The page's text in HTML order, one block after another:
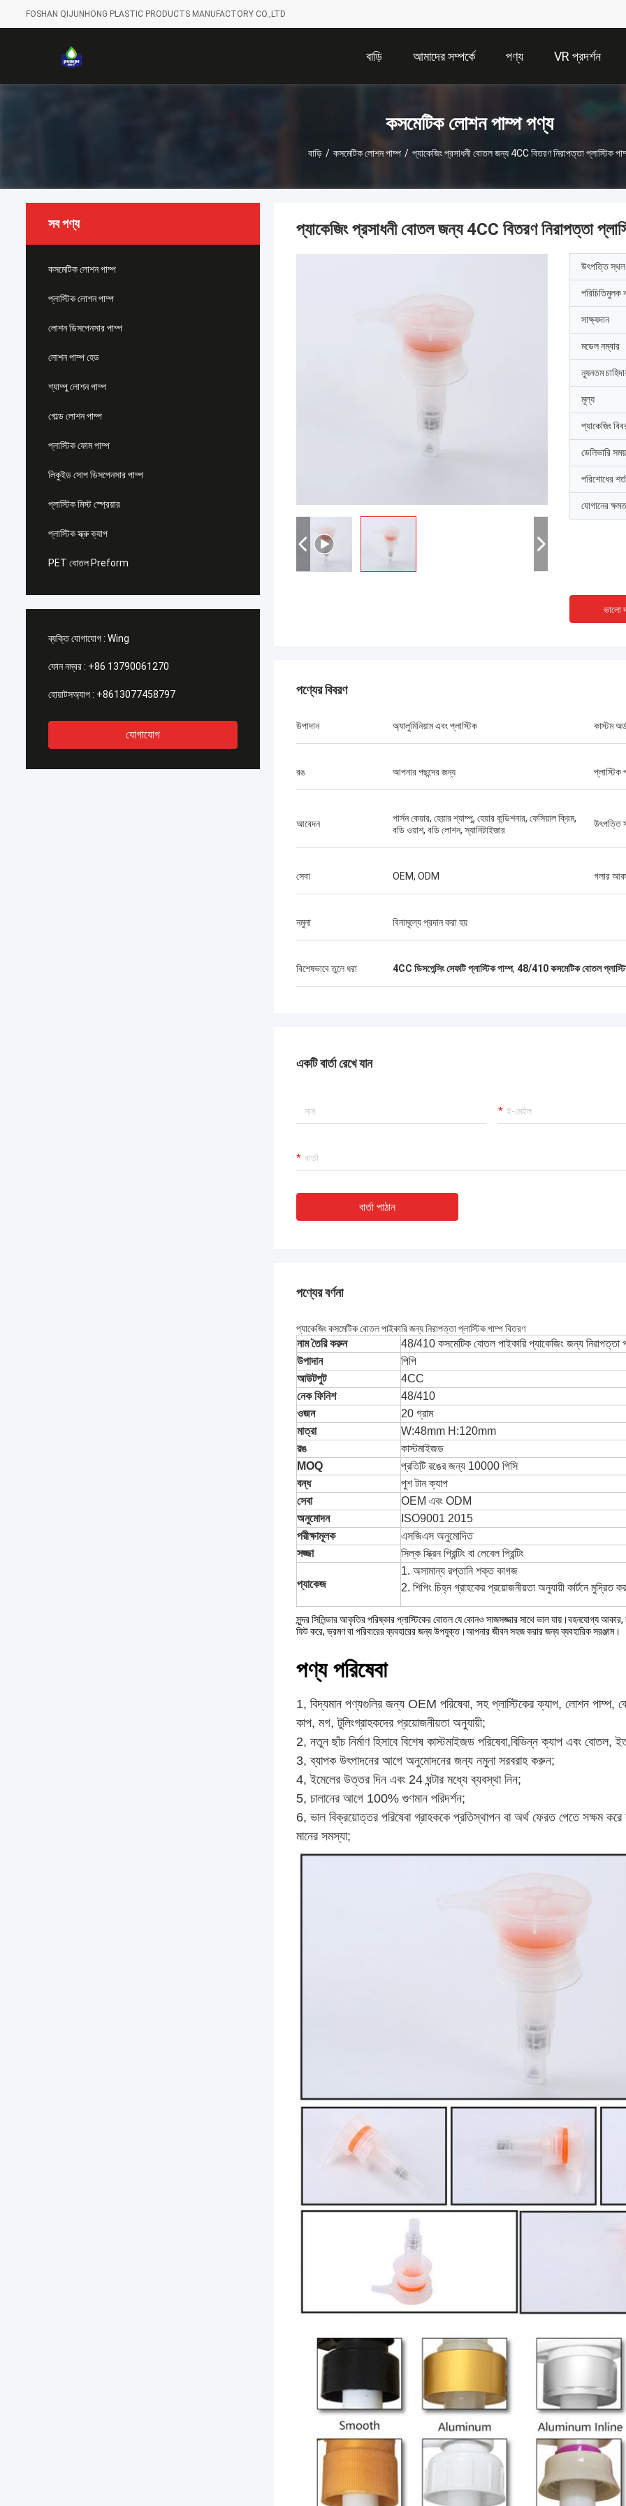
FOSHAN QIJUNHONG PLASTIC PRODUCTS MANUFACTORY CO.,LTD
বাড়ি আমাদের সম্পর্কে পণ্য VR প্রদর্শন
কসমেটিক লোশন পাম্প পণ্য
বাড়ি / কসমেটিক লোশন পাম্প / প্যাকেজিং প্রসাধনী বোতল জন্য 4CC বিতরণ নিরাপত্তা প্লাস্টিক
সব পণ্য
কসমেটিক লোশন পাম্প
প্লাস্টিক লোশন পাম্প
লোশন ডিসপেনসার পাম্প
লোশন পাম্প হেড
শ্যাম্পু লোশন পাম্প
গোল্ড লোশন পাম্প
প্লাস্টিক ফোম পাম্প
লিকুইড সোপ ডিসপেনসার পাম্প
প্লাস্টিক মিস্ট স্প্রেয়ার
প্লাস্টিক স্ক্রু ক্যাপ
PET বোতল Preform
ব্যক্তি যোগাযোগ : Wing
ফোন নম্বর : +86 13790061270
হোয়াটসঅ্যাপ : +8613077458797
যোগাযোগ
প্যাকেজিং প্রসাধনী বোতল জন্য 4CC বিতরণ নিরাপত্তা
উৎপত্তি স্থল
পরিচিতিমুলক
সাক্ষ্যদান
মডেল নম্বার
ন্যূনতম
মূল্য
প্যাকেজিং
ডেলিভারি সময়
পরিশোধের শর্ত
যোগানের
ভালো
পণ্যের বিবরণ
উপাদান অ্যালুমিনিয়াম এবং প্লাস্টিক কাস্টম
রঙ আপনার পছন্দের জন্য প্লাস্টিক
আবেদন
পার্সন কেয়ার, হেয়ার শ্যাম্পু, হেয়ার কন্ডিশনার, ফেসিয়াল ক্রিম,
বডি ওয়াশ, বডি লোশন, স্যানিটাইজার
উৎপত্তি
সেবা OEM, ODM গলার
নমুনা বিনামূল্যে প্রদান করা হয়
বিশেষভাবে তুলে ধরা 4CC ডিসপেন্সিং সেফটি প্লাস্টিক পাম্প, 48/410 কসমেটিক বোতল
একটি বার্তা রেখে যান
বার্তা পাঠান
পণ্যের বর্ণনা
প্যাকেজিং কসমেটিক বোতল পাইকারি জন্য নিরাপত্তা প্লাস্টিক পাম্প বিতরণ
নাম তৈরি করুন
48/410 কসমেটিক বোতল পাইকারি প্যাকেজিং জন্য নিরাপত্তা
উপাদান
পিপি
আউটপুট
4CC
নেক ফিনিশ
48/410
ওজন
20 গ্রাম
মাত্রা
W:48mm H:120mm
রঙ
কাস্টমাইজড
MOQ
প্রতিটি রঙের জন্য 10000 পিসি
বন্ধ
পুশ টান ক্যাপ
সেবা
OEM এবং ODM
অনুমোদন
ISO9001 2015
পরীক্ষামূলক
এসজিএস অনুমোদিত
সজ্জা
সিল্ক স্ক্রিন প্রিন্টিং বা লেবেল প্রিন্টিং
প্যাকেজ
1. অসামান্য রপ্তানি শক্ত কাগজ
2. শিপিং চিহ্ন গ্রাহকের প্রয়োজনীয়তা অনুযায়ী কার্টনে মুদ্রিত
সুন্দর সিলিন্ডার আকৃতির পরিষ্কার প্লাস্টিকের বোতল যে কোনও সাজসজ্জার সাথে ভাল যায়।বহনযোগ্য
ফিট করে, ভ্রমণ বা পরিবারের ব্যবহারের জন্য উপযুক্ত।আপনার জীবন সহজ করার জন্য ব্যবহারিক সরঞ্জাম।
পণ্য পরিষেবা
1, বিদ্যমান পণ্যগুলির জন্য OEM পরিষেবা, সহ প্লাস্টিকের ক্যাপ, লোশন পাম্প,
কাপ, মগ, টুলিংগ্রাহকদের প্রয়োজনীয়তা অনুযায়ী;
2, নতুন ছাঁচ নির্মাণ হিসাবে বিশেষ কাস্টমাইজড পরিষেবা,বিভিন্ন ক্যাপ এবং বোতল,
3, ব্যাপক উৎপাদনের আগে অনুমোদনের জন্য নমুনা সরবরাহ করুন;
4, ইমেলের উত্তর দিন এবং 24 ঘন্টার মধ্যে ব্যবস্থা নিন;
5, চালানের আগে 100% গুণমান পরিদর্শন;
6, ভাল বিক্রয়োত্তর পরিষেবা গ্রাহককে প্রতিস্থাপন বা অর্থ ফেরত পেতে সক্ষম করে
মানের সমস্যা;